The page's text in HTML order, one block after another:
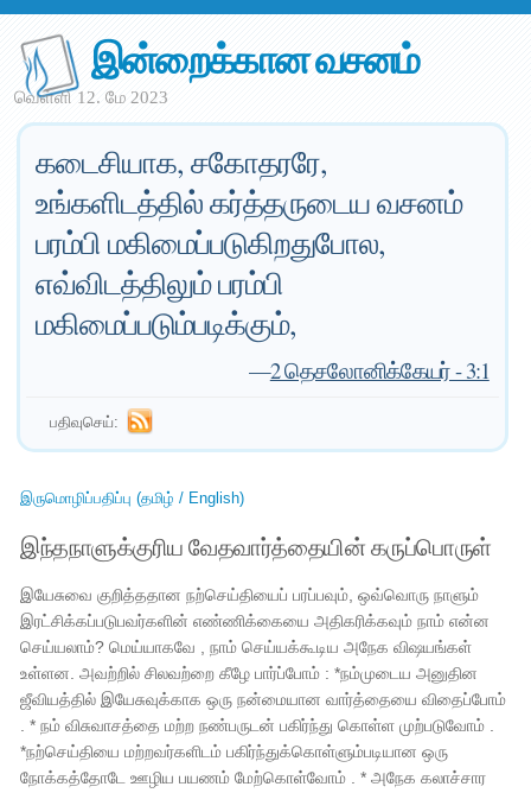
இன்றைக்கான வசனம்
வெள்ளி 12. மே 2023
கடைசியாக, சகோதரரே,
உங்களிடத்தில் கர்த்தருடைய வசனம்
பரம்பி மகிமைப்படுகிறதுபோல,
எவ்விடத்திலும் பரம்பி
மகிமைப்படும்படிக்கும்,
—2 தெசலோனிக்கேயர் - 3:1
பதிவுசெய்:
இருமொழிப்பதிப்பு (தமிழ் / English)
இந்தநாளுக்குரிய வேதவார்த்தையின் கருப்பொருள்
இயேசுவை குறித்ததான நற்செய்தியைப் பரப்பவும், ஒவ்வொரு நாளும்
இரட்சிக்கப்படுபவர்களின் எண்ணிக்கையை அதிகரிக்கவும் நாம் என்ன
செய்யலாம்? மெய்யாகவே , நாம் செய்யக்கூடிய அநேக விஷயங்கள்
உள்ளன. அவற்றில் சிலவற்றை கீழே பார்ப்போம் : *நம்முடைய அனுதின
ஜீவியத்தில் இயேசுவுக்காக ஒரு நன்மையான வார்த்தையை விதைப்போம்
. * நம் விசுவாசத்தை மற்ற நண்பருடன் பகிர்ந்து கொள்ள முற்படுவோம் .
*நற்செய்தியை மற்றவர்களிடம் பகிர்ந்துக்கொள்ளும்படியான ஒரு
நோக்கத்தோடே ஊழிய பயணம் மேற்கொள்வோம் . * அநேக கலாச்சார